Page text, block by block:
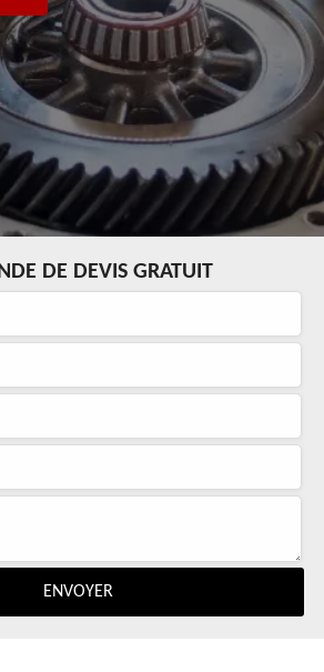
DE DEVIS GRATUIT